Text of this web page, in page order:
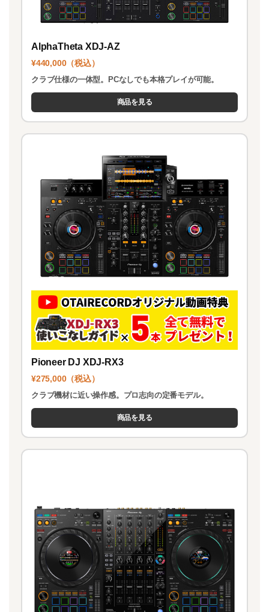
AlphaTheta XDJ-AZ
¥440,000（税込）
クラブ仕様の一体型。PCなしでも本格プレイが可能。
商品を見る
Pioneer DJ XDJ-RX3
¥275,000（税込）
クラブ機材に近い操作感。プロ志向の定番モデル。
商品を見る